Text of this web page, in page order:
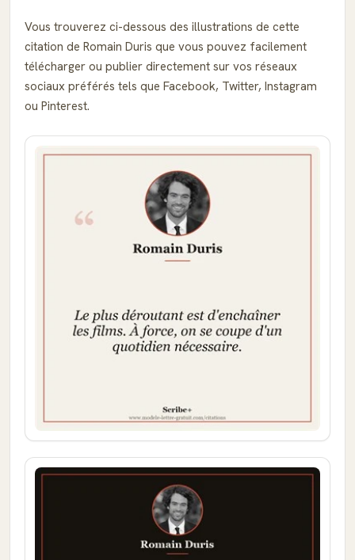
Vous trouverez ci-dessous des illustrations de cette
citation de Romain Duris que vous pouvez facilement
télécharger ou publier directement sur vos réseaux
sociaux préférés tels que Facebook, Twitter, Instagram
ou Pinterest.